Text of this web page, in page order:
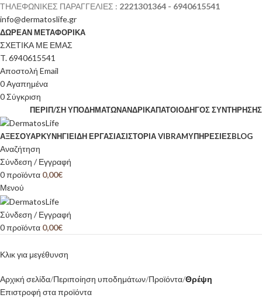
ΤΗΛΕΦΩΝΙΚΕΣ ΠΑΡΑΓΓΕΛΙΕΣ : 2221301364 - 6940615541
info@dermatoslife.gr
ΔΩΡΕΑΝ ΜΕΤΑΦΟΡΙΚΑ
ΣΧΕΤΙΚΑ ΜΕ ΕΜΑΣ
T. 6940615541
Αποστολή Email
0Αγαπημένα
0Σύγκριση
ΠΕΡΙΠ/ΣΗ ΥΠΟΔΗΜΆΤΩΝΑΝΔΡΙΚΆΠΆΤΟΙΟΔΗΓΌΣ ΣΥΝΤΉΡΗΣΗΣ
ΑΞΕΣΟΥΆΡΚΥΝΉΓΙΕΊΔΗ ΕΡΓΑΣΊΑΣΙΣΤΟΡΊΑ VIBRAMΥΠΗΡΕΣΙΕΣBLOG
Αναζήτηση
Σύνδεση / Εγγραφή
0προϊόντα 0,00€
Μενού
Σύνδεση / Εγγραφή
0προϊόντα 0,00€
Κλικ για μεγέθυνση
Αρχική σελίδα Περιποίηση υποδημάτων Προϊόντα Θρέψη
Επιστροφή στα προϊόντα